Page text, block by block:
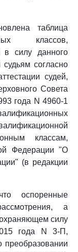
таблица
классов,
в силу данного
согласно
судей,
Совета
года N 4960-1
классам,
Федерации "О
(в редакции
оспоренные
а
силу
года N 3-П,